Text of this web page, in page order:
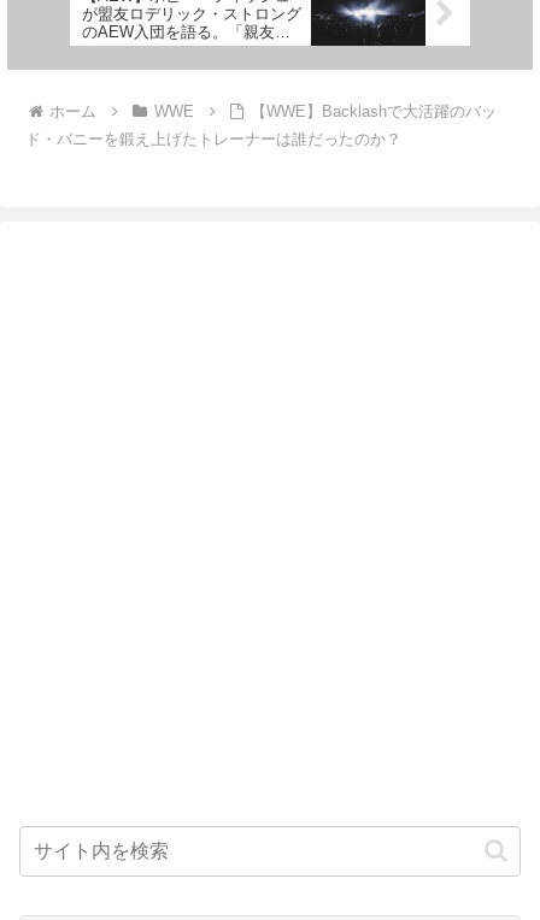
が盟友ロデリック・ストロング
のAEW入団を語る。「親友た
ちが活躍するのを見るのは幸せ
だ」
ホーム WWE
【WWE】Backlashで大活躍のバッ
ド・バニーを鍛え上げたトレーナーは誰だったのか？